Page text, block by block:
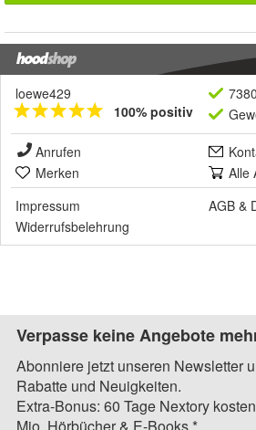
loewe429
100% positiv
Anrufen
Merken
Alle
Impressum
AGB &
Widerrufsbelehrung
Verpasse keine Angebote
Abonniere jetzt unseren Newsletter
Rabatte und Neuigkeiten.
Extra-Bonus: 60 Tage Nextory